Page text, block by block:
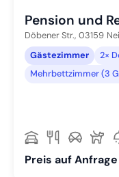
Pension und
Döbener Str., 03159
Gästezimmer
2×
Mehrbettzimmer (3
Preis auf Anfrage